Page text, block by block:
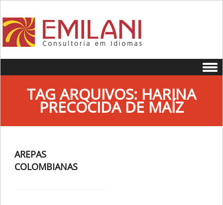
TAG ARQUIVOS: HARINA
PRECOCIDA DE MAÍZ
AREPAS
COLOMBIANAS